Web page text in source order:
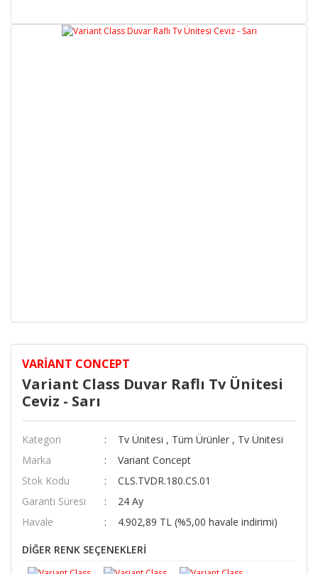
VARIANT CONCEPT
Variant Class Duvar Raflı Tv Ünitesi
Ceviz - Sarı
Kategori Tv Ünitesi , Tüm Ürünler , Tv Ünitesi
Marka
Variant Concept
Stok Kodu
CLS.TVDR.180.CS.01
Garanti Süresi
24 Ay
Havale
4.902,89 TL (%5,00 havale indirimi)
DİĞER RENK SEÇENEKLERİ